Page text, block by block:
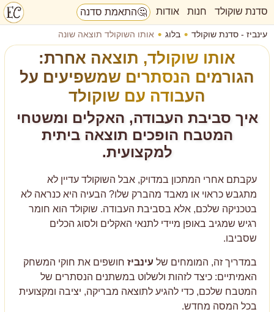
סדנת שוקולד חנות אודות 🤔התאמת סדנה
עינביז - סדנת שוקולד בלוג אותו השוקולד תוצאה שונה
אותו שוקולד, תוצאה אחרת:
הגורמים הנסתרים שמשפיעים על
העבודה עם שוקולד
איך סביבת העבודה, האקלים ומשטחי
המטבח הופכים תוצאה ביתית
למקצועית.
עקבתם אחרי המתכון במדויק, אבל השוקולד עדיין לא
מתגבש כראוי או מאבד מהברק שלו? הבעיה היא כנראה לא
בטכניקה שלכם, אלא בסביבת העבודה. שוקולד הוא חומר
רגיש שמגיב באופן מיידי לתנאי האקלים ולסוג הכלים
שסביבו.
במדריך זה, המומחים של עינביז חושפים את חוקי המשחק
האמיתיים: כיצד לזהות ולשלוט במשתנים הנסתרים של
המטבח שלכם, כדי להגיע לתוצאה מבריקה, יציבה ומקצועית
בכל המסה מחדש.